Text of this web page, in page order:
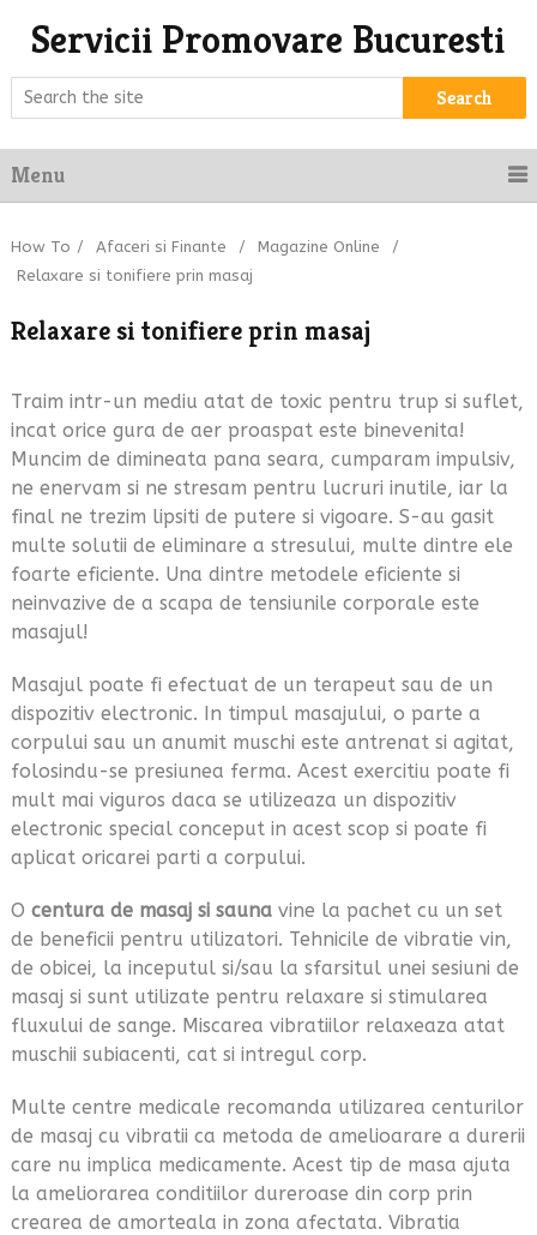
Servicii Promovare Bucuresti
Search
Menu
How To / Afaceri si Finante / Magazine Online
/
Relaxare si tonifiere prin masaj
Relaxare si tonifiere prin masaj
Traim intr-un mediu atat de toxic pentru trup si suflet,
incat orice gura de aer proaspat este binevenita!
Muncim de dimineata pana seara, cumparam impulsiv,
ne enervam si ne stresam pentru lucruri inutile, iar la
final ne trezim lipsiti de putere si vigoare. S-au gasit
multe solutii de eliminare a stresului, multe dintre ele
foarte eficiente. Una dintre metodele eficiente si
neinvazive de a scapa de tensiunile corporale este
masajul!
Masajul poate fi efectuat de un terapeut sau de un
dispozitiv electronic. In timpul masajului, o parte a
corpului sau un anumit muschi este antrenat si agitat,
folosindu-se presiunea ferma. Acest exercitiu poate fi
mult mai viguros daca se utilizeaza un dispozitiv
electronic special conceput in acest scop si poate fi
aplicat oricarei parti a corpului.
O centura de masaj si saunavine la pachet cu un set
de beneficii pentru utilizatori. Tehnicile de vibratie vin,
de obicei, la inceputul si/sau la sfarsitul unei sesiuni de
masaj si sunt utilizate pentru relaxare si stimularea
fluxului de sange. Miscarea vibratiilor relaxeaza atat
muschii subiacenti, cat si intregul corp.
Multe centre medicale recomanda utilizarea centurilor
de masaj cu vibratii ca metoda de amelioarare a durerii
care nu implica medicamente. Acest tip de masa ajuta
la ameliorarea conditiilor dureroase din corp prin
crearea de amorteala in zona afectata. Vibratia